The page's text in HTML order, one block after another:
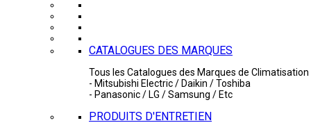
CATALOGUES DES MARQUES
Tous les Catalogues des Marques de Climatisation
- Mitsubishi Electric / Daikin / Toshiba
- Panasonic / LG / Samsung / Etc
PRODUITS D'ENTRETIEN